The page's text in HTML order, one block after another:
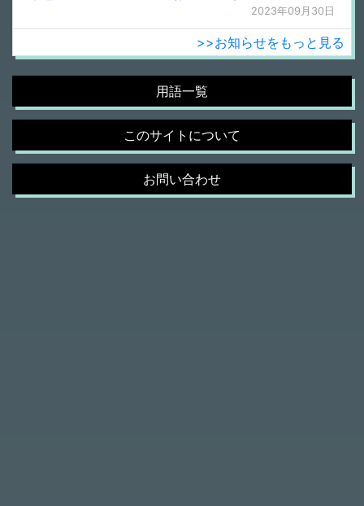
2023年09月30日
>>お知らせをもっと見る
用語一覧
このサイトについて
お問い合わせ